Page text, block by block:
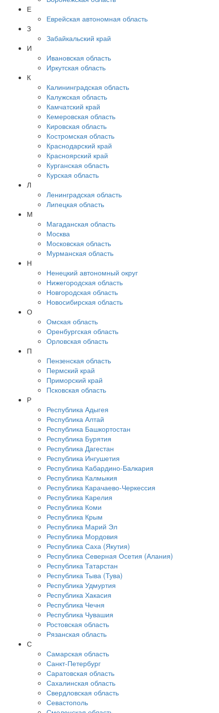
Е
Еврейская автономная область
З
Забайкальский край
И
Ивановская область
Иркутская область
К
Калининградская область
Калужская область
Камчатский край
Кемеровская область
Кировская область
Костромская область
Краснодарский край
Красноярский край
Курганская область
Курская область
Л
Ленинградская область
Липецкая область
М
Магаданская область
Москва
Московская область
Мурманская область
Н
Ненецкий автономный округ
Нижегородская область
Новгородская область
Новосибирская область
О
Омская область
Оренбургская область
Орловская область
П
Пензенская область
Пермский край
Приморский край
Псковская область
Р
Республика Адыгея
Республика Алтай
Республика Башкортостан
Республика Бурятия
Республика Дагестан
Республика Ингушетия
Республика Кабардино-Балкария
Республика Калмыкия
Республика Карачаево-Черкессия
Республика Карелия
Республика Коми
Республика Крым
Республика Марий Эл
Республика Мордовия
Республика Саха (Якутия)
Республика Северная Осетия (Алания)
Республика Татарстан
Республика Тыва (Тува)
Республика Удмуртия
Республика Хакасия
Республика Чечня
Республика Чувашия
Ростовская область
Рязанская область
С
Самарская область
Санкт-Петербург
Саратовская область
Сахалинская область
Свердловская область
Севастополь